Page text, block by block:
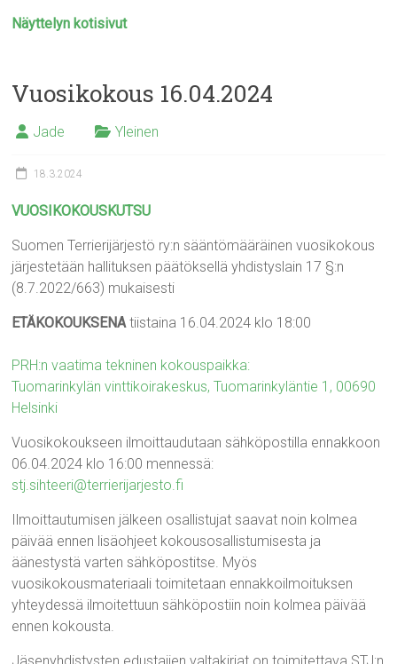
Näyttelyn kotisivut
Vuosikokous 16.04.2024
Jade Yleinen
18.3.2024
VUOSIKOKOUSKUTSU
Suomen Terrierijärjestö ry:n sääntömääräinen vuosikokous
järjestetään hallituksen päätöksellä yhdistyslain 17 §:n
(8.7.2022/663) mukaisesti
ETÄKOKOUKSENAtiistaina 16.04.2024 klo 18:00
PRH:n vaatima tekninen kokouspaikka:
Tuomarinkylän vinttikoirakeskus, Tuomarinkyläntie 1, 00690
Helsinki
Vuosikokoukseen ilmoittaudutaan sähköpostilla ennakkoon
06.04.2024 klo 16:00 mennessä:
stj.sihteeri@terrierijarjesto.fi
Ilmoittautumisen jälkeen osallistujat saavat noin kolmea
päivää ennen lisäohjeet kokousosallistumisesta ja
äänestystä varten sähköpostitse. Myös
vuosikokousmateriaali toimitetaan ennakkoilmoituksen
yhteydessä ilmoitettuun sähköpostiin noin kolmea päivää
ennen kokousta.